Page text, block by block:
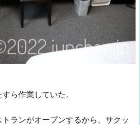
ら作業していた。
ランがオープンするから、サクッ